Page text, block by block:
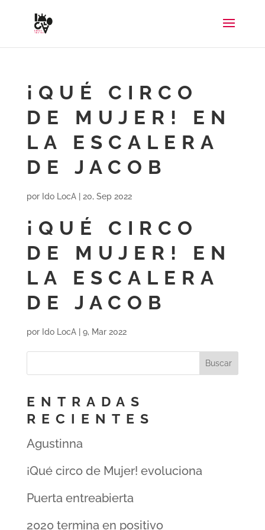
¡QUÉ CIRCO
DE MUJER! EN
LA ESCALERA
DE JACOB
por Ido LocA| 20, Sep 2022
¡QUÉ CIRCO
DE MUJER! EN
LA ESCALERA
DE JACOB
por Ido LocA| 9, Mar 2022
ENTRADAS
RECIENTES
Agustinna
¡Qué circo de Mujer! evoluciona
Puerta entreabierta
2020 termina en positivo